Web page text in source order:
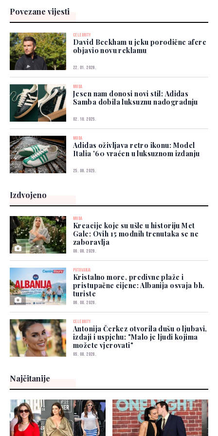
Povezane vijesti
CELEBRITY
David Beckham u jeku porodične afere
objavio novu reklamu
22. 01. 2026.
MODA
Jesen nam donosi novi stil: Adidas
Samba dobila luksuznu nadogradnju
02. 10. 2025.
MODA
Adidas oživljava retro ikonu: Model
Italia '60 vraćen u luksuznom izdanju
25. 06. 2025.
Izdvojeno
MODA
Kreacije koje su ušle u historiju Met
Gale: Ovih 15 modnih trenutaka se ne
zaboravlja
06. 08. 2026.
PUTOVANJA
Kristalno more, predivne plaže i
pristupačne cijene: Albanija osvaja bh.
turiste
06. 08. 2026.
CELEBRITY
Antonija Čerkez otvorila dušu o ljubavi,
izdaji i uspjehu: "Malo je ljudi kojima
možete vjerovati"
05. 08. 2026.
Najčitanije